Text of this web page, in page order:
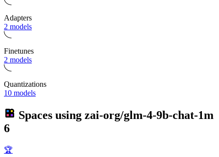
Adapters
2 models
Finetunes
2 models
Quantizations
10 models
Spaces using zai-org/glm-4-9b-chat-1m
6
🏆